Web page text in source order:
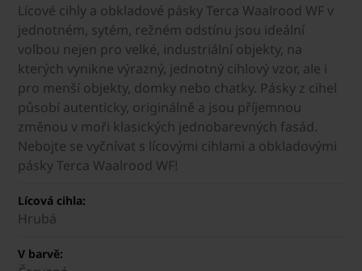
Lícové cihly a obkladové pásky Terca Waalrood WF v
jednotném, sytém, režném odstínu jsou ideální
volbou nejen pro velké, industriální objekty, na
kterých vynikne výrazný, jednotný cihlový vzor, ale i
pro menší objekty, domky nebo chatky. Pásky z cihel
působí autenticky, originálně a jsou příjemnou
změnou v moři klasických jednobarevných fasád.
Nebojte se vyčnívat s lícovými cihlami a obkladovými
pásky Terca Waalrood WF!
Lícová cihla:
Hrubá
V barvě: